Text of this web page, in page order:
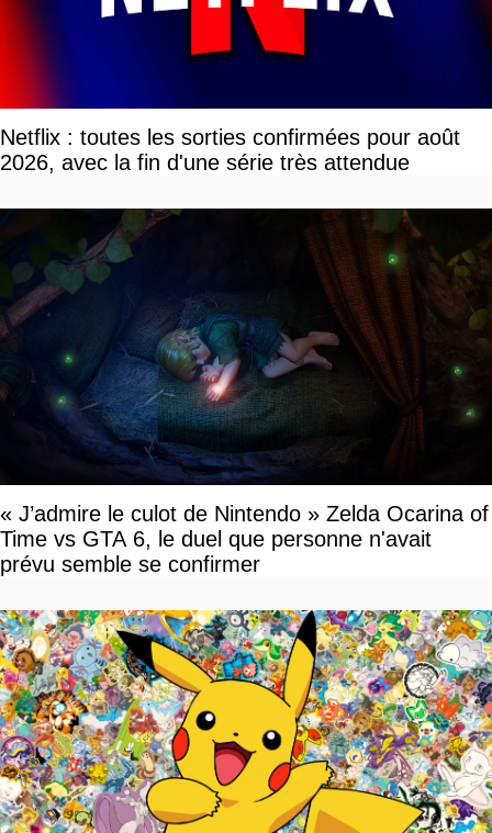
Netflix : toutes les sorties confirmées pour août
2026, avec la fin d'une série très attendue
« J’admire le culot de Nintendo » Zelda Ocarina of
Time vs GTA 6, le duel que personne n'avait
prévu semble se confirmer